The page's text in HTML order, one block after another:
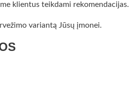
klientus teikdami rekomendacijas.
variantą Jūsų įmonei.